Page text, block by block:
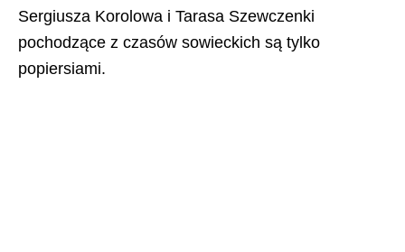
Sergiusza Korolowa i Tarasa Szewczenki
pochodzące z czasów sowieckich są tylko
popiersiami.